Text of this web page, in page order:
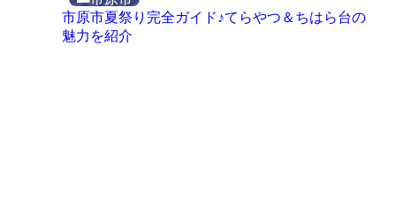
市原市夏祭り完全ガイド♪てらやつ＆ちはら台の
魅力を紹介